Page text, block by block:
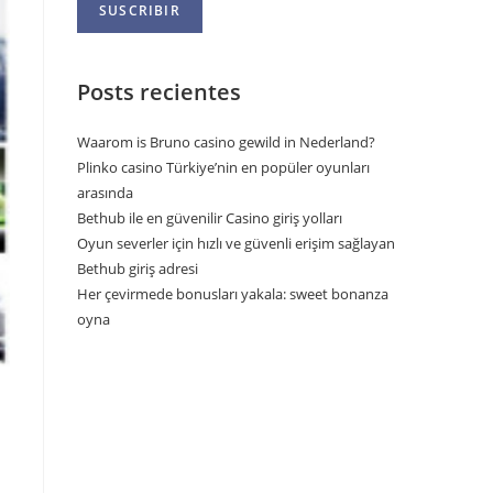
Posts recientes
Waarom is Bruno casino gewild in Nederland?
Plinko casino Türkiye’nin en popüler oyunları
arasında
Bethub ile en güvenilir Casino giriş yolları
Oyun severler için hızlı ve güvenli erişim sağlayan
Bethub giriş adresi
Her çevirmede bonusları yakala: sweet bonanza
oyna